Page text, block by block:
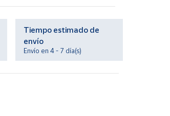
Tiempo estimado de
envío
Envío en 4 - 7 día(s)